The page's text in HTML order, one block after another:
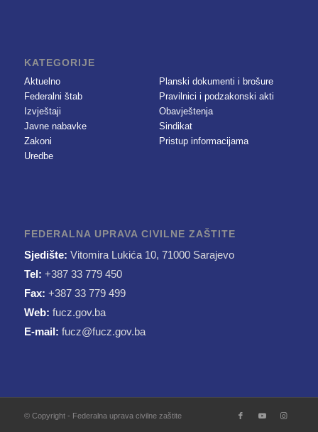
KATEGORIJE
Aktuelno
Federalni štab
Izvještaji
Javne nabavke
Zakoni
Uredbe
Planski dokumenti i brošure
Pravilnici i podzakonski akti
Obavještenja
Sindikat
Pristup informacijama
FEDERALNA UPRAVA CIVILNE ZAŠTITE
Sjedište: Vitomira Lukića 10, 71000 Sarajevo
Tel: +387 33 779 450
Fax: +387 33 779 499
Web: fucz.gov.ba
E-mail: fucz@fucz.gov.ba
© Copyright - Federalna uprava civilne zaštite